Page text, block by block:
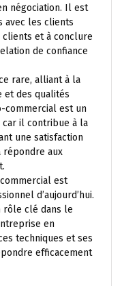
négociation. Il est
avec les clients
clients et à conclure
de confiance
rare, alliant à la
et des qualités
commercial est un
il contribue à la
une satisfaction
répondre aux
est
d’aujourd’hui.
rôle clé dans le
en
techniques et ses
efficacement